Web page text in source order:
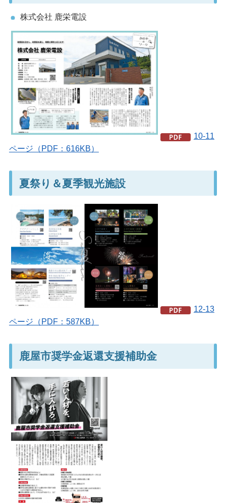
株式会社 鹿栄電設
10-11
ページ（PDF：616KB）
夏祭り＆夏季観光施設
12-13
ページ（PDF：587KB）
鹿屋市奨学金返還支援補助金